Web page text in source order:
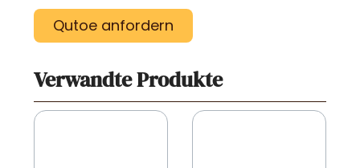
Qutoe anfordern
Verwandte Produkte